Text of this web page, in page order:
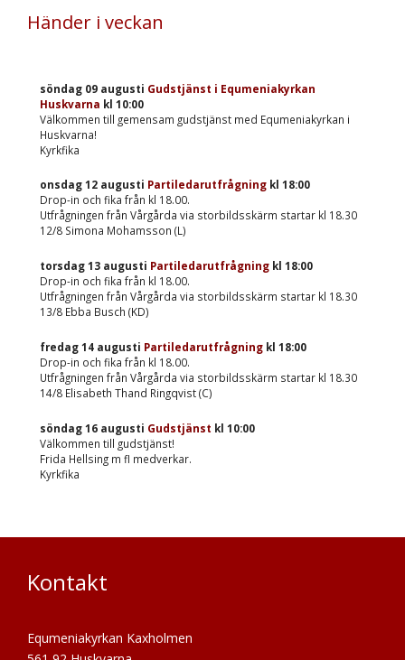
Händer i veckan
söndag 09 augusti Gudstjänst i Equmeniakyrkan
Huskvarna kl 10:00
Välkommen till gemensam gudstjänst med Equmeniakyrkan i
Huskvarna!
Kyrkfika
onsdag 12 augusti Partiledarutfrågning kl 18:00
Drop-in och fika från kl 18.00.
Utfrågningen från Vårgårda via storbildsskärm startar kl 18.30
12/8 Simona Mohamsson (L)
torsdag 13 augusti Partiledarutfrågning kl 18:00
Drop-in och fika från kl 18.00.
Utfrågningen från Vårgårda via storbildsskärm startar kl 18.30
13/8 Ebba Busch (KD)
fredag 14 augusti Partiledarutfrågning kl 18:00
Drop-in och fika från kl 18.00.
Utfrågningen från Vårgårda via storbildsskärm startar kl 18.30
14/8 Elisabeth Thand Ringqvist (C)
söndag 16 augusti Gudstjänst kl 10:00
Välkommen till gudstjänst!
Frida Hellsing m fl medverkar.
Kyrkfika
Kontakt
Equmeniakyrkan Kaxholmen